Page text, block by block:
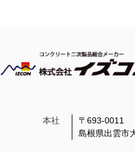
本社
〒693-0011
島根県出雲市